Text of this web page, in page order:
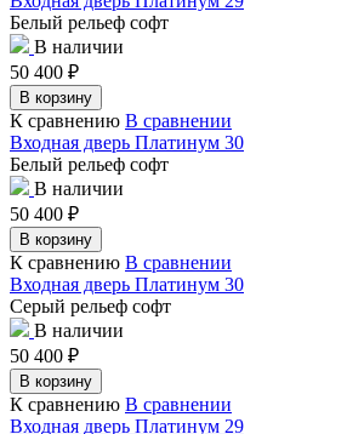
Белый рельеф софт
В наличии
50 400 ₽
В корзину
К сравнению В сравнении
Входная дверь Платинум 30
Белый рельеф софт
В наличии
50 400 ₽
В корзину
К сравнению В сравнении
Входная дверь Платинум 30
Серый рельеф софт
В наличии
50 400 ₽
В корзину
К сравнению В сравнении
Входная дверь Платинум 29